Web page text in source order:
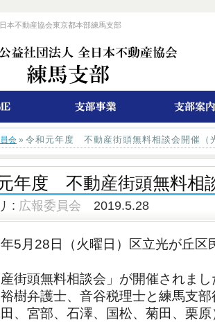
本不動産協会東京都本部練馬支部
会 » 令和元年度 不動産街頭無料相談会開催（
年度 不動産街頭無料相
: 広報委員会 2019.5.28
5月28日（火曜日）区立光が丘区
産街頭無料相談会」が開催されま
樹弁護士、音谷税理士と練馬支部
、宮部、石澤、国松、菊田、栗